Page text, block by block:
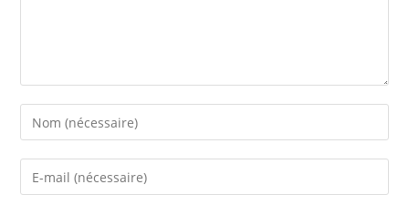
Enter
your
name
Enter
your